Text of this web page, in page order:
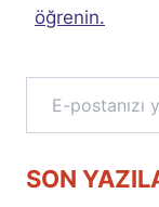
öğrenin.
E-postanızı yazın…
SON